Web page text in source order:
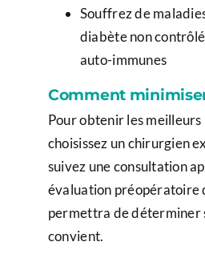
Souffrez de
diabète non
auto-immunes
Comment
Pour obtenir les
choisissez un chirurgien
suivez une consultation
évaluation préopératoire
permettra de déterminer
convient.